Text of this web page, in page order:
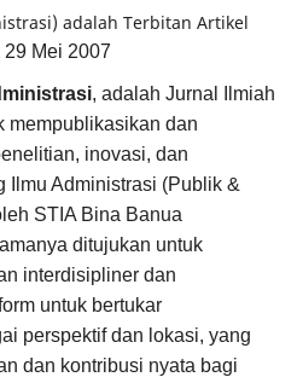
adalah Terbitan Artikel
29 Mei 2007
, adalah Jurnal Ilmiah
mempublikasikan dan
inovasi, dan
Ilmu Administrasi (Publik &
STIA Bina Banua
ditujukan untuk
interdisipliner dan
untuk bertukar
perspektif dan lokasi, yang
dan kontribusi nyata bagi